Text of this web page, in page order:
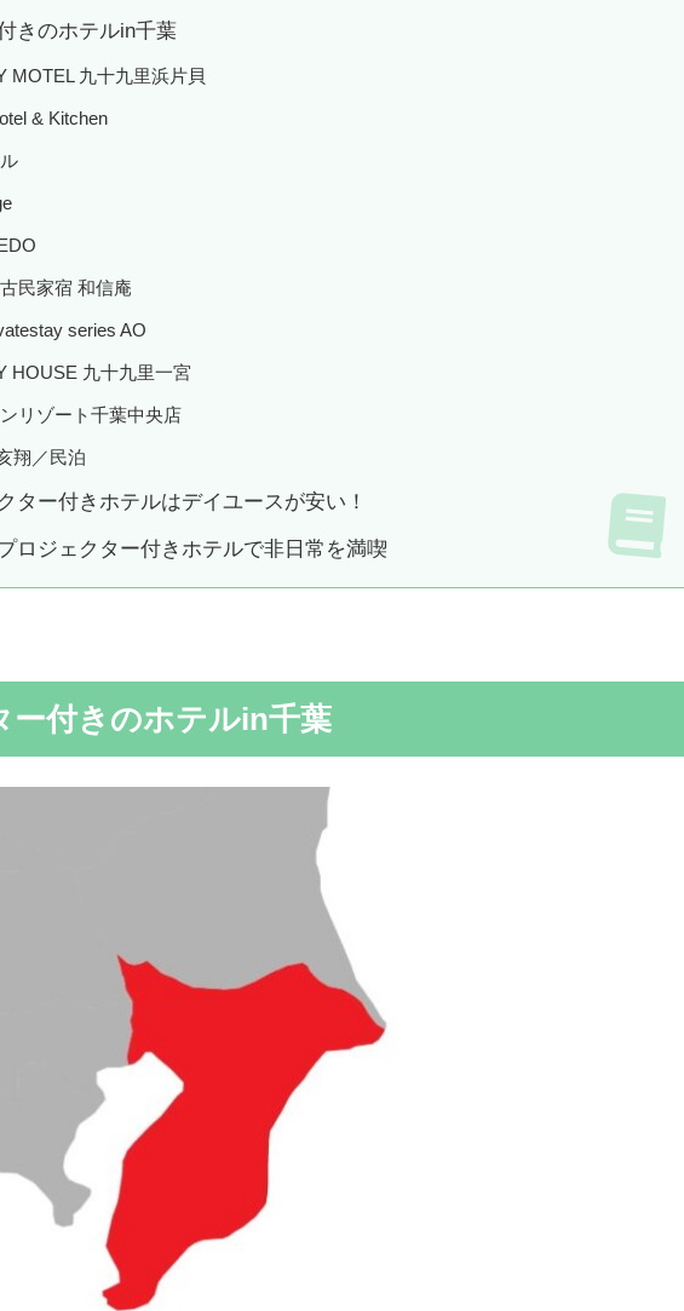
きのホテルin千葉
MOTEL 九十九里浜片貝
& Kitchen
民家宿 和信庵
series AO
HOUSE 九十九里一宮
リゾート千葉中央店
翔／民泊
ター付きホテルはデイユースが安い！
ロジェクター付きホテルで非日常を満喫
ー付きのホテルin千葉